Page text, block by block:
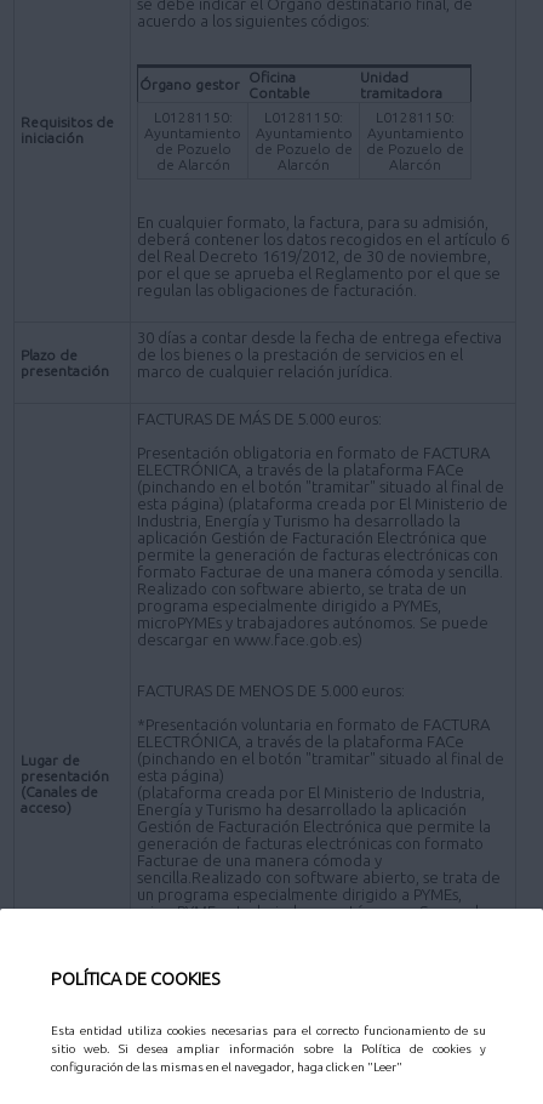
POLÍTICA DE COOKIES
Esta entidad utiliza cookies necesarias para el correcto funcionamiento de su
sitio web. Si desea ampliar información sobre la Política de cookies y
configuración de las mismas en el navegador, haga click en "Leer"
Requisitos de
iniciación
se debe indicar el Órgano destinatario final, de
acuerdo a los siguientes códigos:
Órgano gestor
Oficina
Contable
Unidad
tramitadora
L01281150:
Ayuntamiento
de Pozuelo
de Alarcón
L01281150:
Ayuntamiento
de Pozuelo de
Alarcón
L01281150:
Ayuntamiento
de Pozuelo de
Alarcón
En cualquier formato, la factura, para su admisión,
deberá contener los datos recogidos en el artículo 6
del Real Decreto 1619/2012, de 30 de noviembre,
por el que se aprueba el Reglamento por el que se
regulan las obligaciones de facturación.
Plazo de
presentación
30 días a contar desde la fecha de entrega efectiva
de los bienes o la prestación de servicios en el
marco de cualquier relación jurídica.
Lugar de
presentación
(Canales de
acceso)
FACTURAS DE MÁS DE 5.000 euros:
Presentación obligatoria en formato de FACTURA
ELECTRÓNICA, a través de la plataforma FACe
(pinchando en el botón "tramitar" situado al final de
esta página) (plataforma creada por El Ministerio de
Industria, Energía y Turismo ha desarrollado la
aplicación Gestión de Facturación Electrónica que
permite la generación de facturas electrónicas con
formato Facturae de una manera cómoda y sencilla.
Realizado con software abierto, se trata de un
programa especialmente dirigido a PYMEs,
microPYMEs y trabajadores autónomos. Se puede
descargar en www.face.gob.es)
FACTURAS DE MENOS DE 5.000 euros:
*Presentación voluntaria en formato de FACTURA
ELECTRÓNICA, a través de la plataforma FACe
(pinchando en el botón "tramitar" situado al final de
esta página)
(plataforma creada por El Ministerio de Industria,
Energía y Turismo ha desarrollado la aplicación
Gestión de Facturación Electrónica que permite la
generación de facturas electrónicas con formato
Facturae de una manera cómoda y
sencilla.Realizado con software abierto, se trata de
un programa especialmente dirigido a PYMEs,
microPYMEs y trabajadores autónomos. Se puede
siguientes canales distintos de la plataforma FACe:
Oficinas de Atención al Ciudadano.
Online - Sujetos obligados a relacionarse